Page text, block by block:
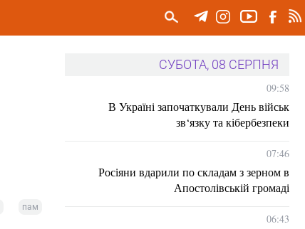
пам
СУБОТА, 08 СЕРПНЯ
09:58
В Україні започаткували День військ
зв‘язку та кібербезпеки
07:46
Росіяни вдарили по складам з зерном в
Апостолівській громаді
06:43